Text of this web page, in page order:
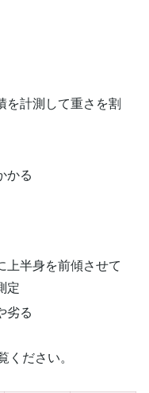
を計測して重さを割
かる
上半身を前傾させて
定
劣る
ください。